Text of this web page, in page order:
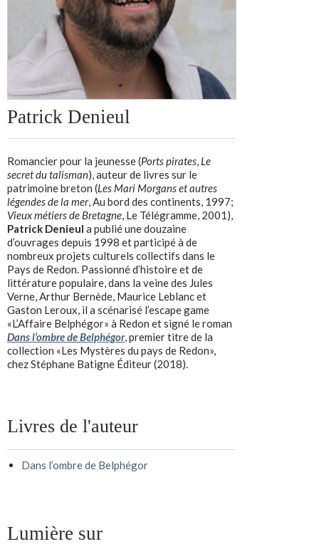
Patrick Denieul
Romancier pour la jeunesse (Ports pirates, Le
secret du talisman), auteur de livres sur le
patrimoine breton (Les Mari Morgans et autres
légendes de la mer, Au bord des continents, 1997;
Vieux métiers de Bretagne, Le Télégramme, 2001),
Patrick Denieul a publié une douzaine
d’ouvrages depuis 1998 et participé à de
nombreux projets culturels collectifs dans le
Pays de Redon. Passionné d’histoire et de
littérature populaire, dans la veine des Jules
Verne, Arthur Bernède, Maurice Leblanc et
Gaston Leroux, il a scénarisé l’escape game
«L’Affaire Belphégor» à Redon et signé le roman
Dans l’ombre de Belphégor, premier titre de la
collection «Les Mystères du pays de Redon»,
chez Stéphane Batigne Éditeur (2018).
Livres de l'auteur
Dans l’ombre de Belphégor
Lumière sur